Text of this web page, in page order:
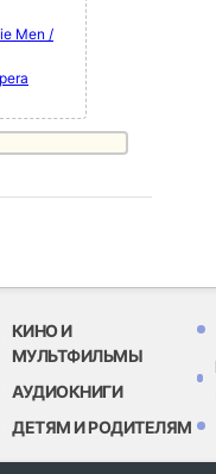
Men /
КИНО И
МУЛЬТФИЛЬМЫ
АУДИОКНИГИ
ДЕТЯМ И РОДИТЕЛЯМ